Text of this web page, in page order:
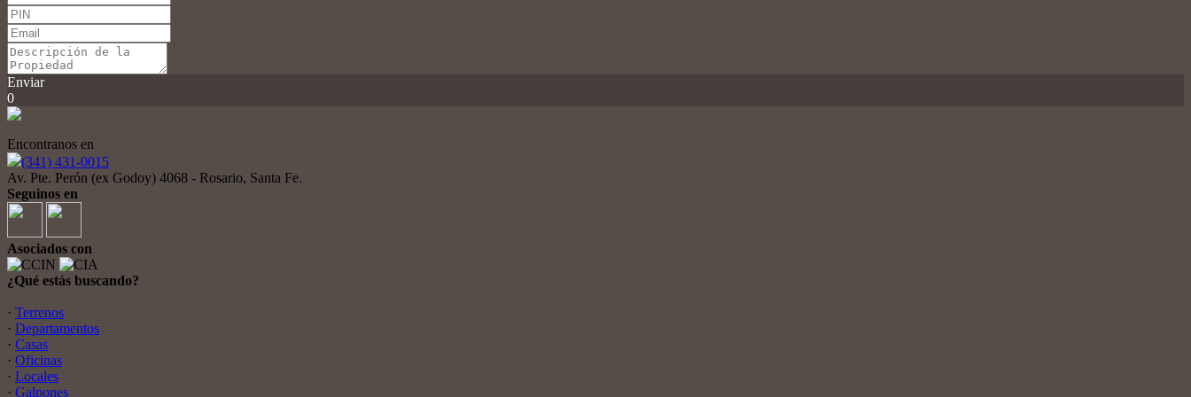
Enviar
0
Encontranos en
(341) 431-0015
Av. Pte. Perón (ex Godoy) 4068 - Rosario, Santa Fe.
Seguinos en
Asociados con
¿Qué estás buscando?
· Terrenos
· Departamentos
· Casas
· Oficinas
· Locales
· Galpones